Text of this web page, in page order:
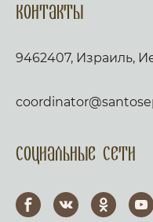
Контакты
9462407, Израиль,
Социальные сети